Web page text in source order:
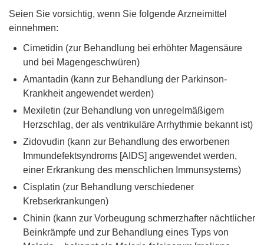
Seien Sie vorsichtig, wenn Sie folgende Arzneimittel
einnehmen:
Cimetidin (zur Behandlung bei erhöhter Magensäure
und bei Magengeschwüren)
Amantadin (kann zur Behandlung der Parkinson-
Krankheit angewendet werden)
Mexiletin (zur Behandlung von unregelmäßigem
Herzschlag, der als ventrikuläre Arrhythmie bekannt ist)
Zidovudin (kann zur Behandlung des erworbenen
Immundefektsyndroms [AIDS] angewendet werden,
einer Erkrankung des menschlichen Immunsystems)
Cisplatin (zur Behandlung verschiedener
Krebserkrankungen)
Chinin (kann zur Vorbeugung schmerzhafter nächtlicher
Beinkrämpfe und zur Behandlung eines Typs von